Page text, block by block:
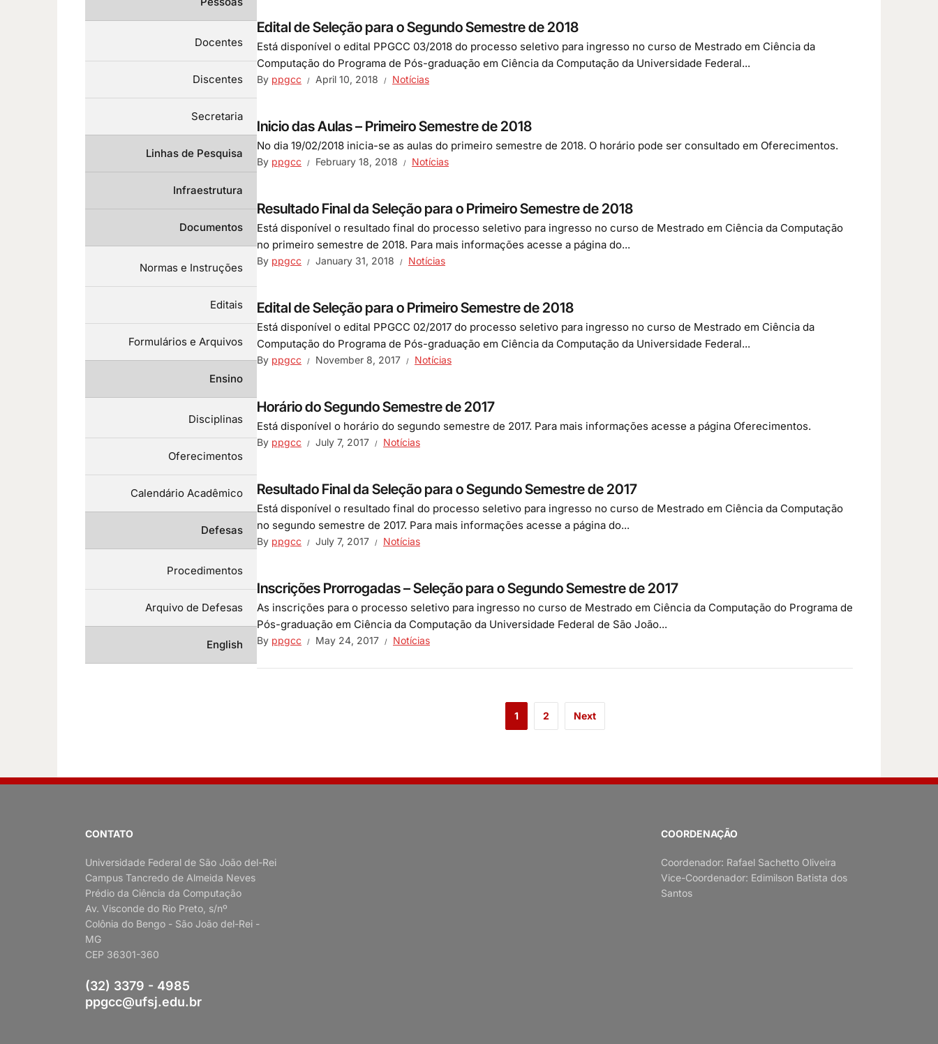
Edital de Seleção para o Segundo Semestre de 2018
Está disponível o edital PPGCC 03/2018 do processo seletivo para ingresso no curso de Mestrado em Ciência da
Computação do Programa de Pós-graduação em Ciência da Computação da Universidade Federal...
By ppgcc April 10, 2018 Notícias
Inicio das Aulas – Primeiro Semestre de 2018
No dia 19/02/2018 inicia-se as aulas do primeiro semestre de 2018. O horário pode ser consultado em Oferecimentos.
By ppgcc February 18, 2018 Notícias
Resultado Final da Seleção para o Primeiro Semestre de 2018
Está disponível o resultado final do processo seletivo para ingresso no curso de Mestrado em Ciência da Computação
no primeiro semestre de 2018. Para mais informações acesse a página do...
By ppgcc January 31, 2018 Notícias
Edital de Seleção para o Primeiro Semestre de 2018
Está disponível o edital PPGCC 02/2017 do processo seletivo para ingresso no curso de Mestrado em Ciência da
Computação do Programa de Pós-graduação em Ciência da Computação da Universidade Federal...
By ppgcc November 8, 2017 Notícias
Horário do Segundo Semestre de 2017
Está disponível o horário do segundo semestre de 2017. Para mais informações acesse a página Oferecimentos.
By ppgcc July 7, 2017 Notícias
Resultado Final da Seleção para o Segundo Semestre de 2017
Está disponível o resultado final do processo seletivo para ingresso no curso de Mestrado em Ciência da Computação
no segundo semestre de 2017. Para mais informações acesse a página do...
By ppgcc July 7, 2017 Notícias
Inscrições Prorrogadas – Seleção para o Segundo Semestre de 2017
As inscrições para o processo seletivo para ingresso no curso de Mestrado em Ciência da Computação do Programa de
Pós-graduação em Ciência da Computação da Universidade Federal de São João...
By ppgcc May 24, 2017 Notícias
1 2 Next
Docentes
Discentes
Secretaria
Linhas de Pesquisa
Infraestrutura
Documentos
Normas e Instruções
Editais
Formulários e Arquivos
Ensino
Disciplinas
Oferecimentos
Calendário Acadêmico
Defesas
Procedimentos
Arquivo de Defesas
English
CONTATO
Universidade Federal de São João del-Rei
Campus Tancredo de Almeida Neves
Prédio da Ciência da Computação
Av. Visconde do Rio Preto, s/nº
Colônia do Bengo - São João del-Rei -
MG
CEP 36301-360
(32) 3379 - 4985
ppgcc@ufsj.edu.br
COORDENAÇÃO
Coordenador: Rafael Sachetto Oliveira
Vice-Coordenador: Edimilson Batista dos
Santos